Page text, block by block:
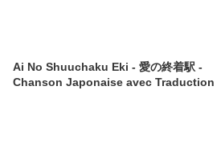
Ai No Shuuchaku Eki - 愛の終着駅 -
Chanson Japonaise avec Traduction